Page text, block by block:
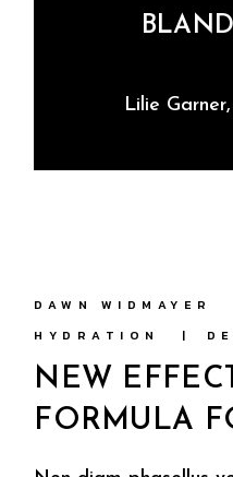
Lilie
DAWN WIDMAYER
HYDRATION
NEW
FORMULA